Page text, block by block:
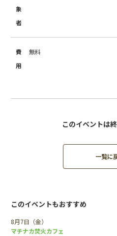
象
者
費
用
無料
このイベントは
一覧に
このイベントもおすすめ
8月7日（金）
マチナカ焚火カフェ